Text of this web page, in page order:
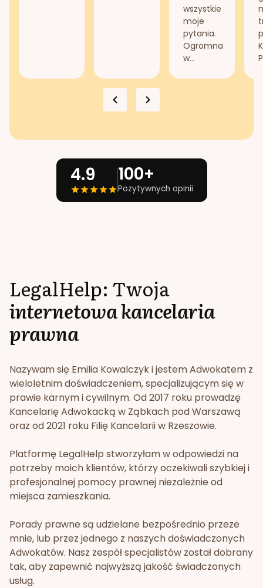
wszystkie
moje
pytania.
Ogromna
w...
4.9 100+
Pozytywnych opinii
LegalHelp: Twoja
internetowa kancelaria
prawna
Nazywam się Emilia Kowalczyk i jestem Adwokatem z
wieloletnim doświadczeniem, specjalizującym się w
prawie karnym i cywilnym. Od 2017 roku prowadzę
Kancelarię Adwokacką w Ząbkach pod Warszawą
oraz od 2021 roku Filię Kancelarii w Rzeszowie.
Platformę LegalHelp stworzyłam w odpowiedzi na
potrzeby moich klientów, którzy oczekiwali szybkiej i
profesjonalnej pomocy prawnej niezależnie od
miejsca zamieszkania.
Porady prawne są udzielane bezpośrednio przeze
mnie, lub przez jednego z naszych doświadczonych
Adwokatów. Nasz zespół specjalistów został dobrany
tak, aby zapewnić najwyższą jakość świadczonych
usług.